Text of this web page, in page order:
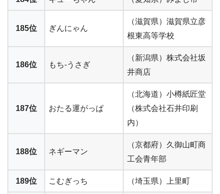
185位 ぎんにゃん
（滋賀県）滋賀県立彦
根東高等学校
186位 もち‐うさぎ
（新潟県）株式会社坂
井商店
187位 おたる運がっぱ
（北海道）小樽紙匠堂
（株式会社石井印刷
内）
188位 ネギーマン
（京都府）久御山町商
工会青年部
189位 こむぎっち （埼玉県）上里町